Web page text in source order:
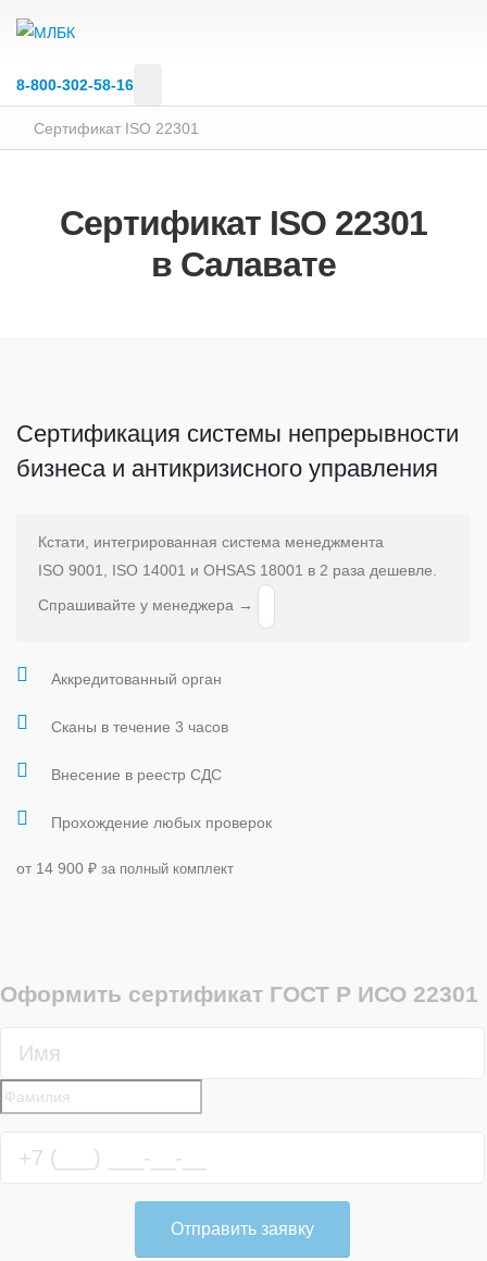
8‑800‑302‑58‑16
Сертификат ISO 22301
Сертификат ISO 22301
в Салавате
Сертификация системы непрерывности
бизнеса и антикризисного управления
Кстати, интегрированная система менеджмента
ISO 9001, ISO 14001 и OHSAS 18001 в 2 раза дешевле.
Спрашивайте у менеджера →
Аккредитованный орган
Сканы в течение 3 часов
Внесение в реестр СДС
Прохождение любых проверок
от 14 900 ₽ за полный комплект
Оформить сертификат ГОСТ Р ИСО 22301
Отправить заявку